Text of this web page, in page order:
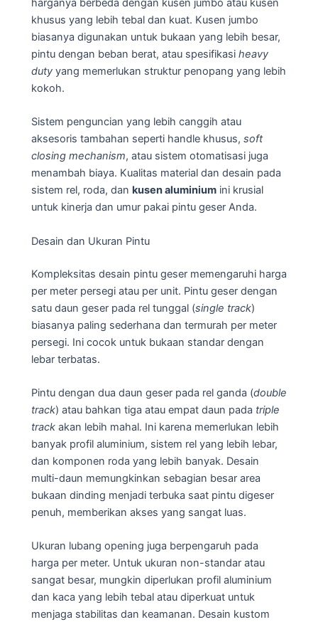
harganya berbeda dengan kusen jumbo atau kusen
khusus yang lebih tebal dan kuat. Kusen jumbo
biasanya digunakan untuk bukaan yang lebih besar,
pintu dengan beban berat, atau spesifikasi heavy
duty yang memerlukan struktur penopang yang lebih
kokoh.
Sistem penguncian yang lebih canggih atau
aksesoris tambahan seperti handle khusus, soft
closing mechanism, atau sistem otomatisasi juga
menambah biaya. Kualitas material dan desain pada
sistem rel, roda, dan kusen aluminium ini krusial
untuk kinerja dan umur pakai pintu geser Anda.
Desain dan Ukuran Pintu
Kompleksitas desain pintu geser memengaruhi harga
per meter persegi atau per unit. Pintu geser dengan
satu daun geser pada rel tunggal (single track)
biasanya paling sederhana dan termurah per meter
persegi. Ini cocok untuk bukaan standar dengan
lebar terbatas.
Pintu dengan dua daun geser pada rel ganda (double
track) atau bahkan tiga atau empat daun pada triple
track akan lebih mahal. Ini karena memerlukan lebih
banyak profil aluminium, sistem rel yang lebih lebar,
dan komponen roda yang lebih banyak. Desain
multi-daun memungkinkan sebagian besar area
bukaan dinding menjadi terbuka saat pintu digeser
penuh, memberikan akses yang sangat luas.
Ukuran lubang opening juga berpengaruh pada
harga per meter. Untuk ukuran non-standar atau
sangat besar, mungkin diperlukan profil aluminium
dan kaca yang lebih tebal atau diperkuat untuk
menjaga stabilitas dan keamanan. Desain kustom